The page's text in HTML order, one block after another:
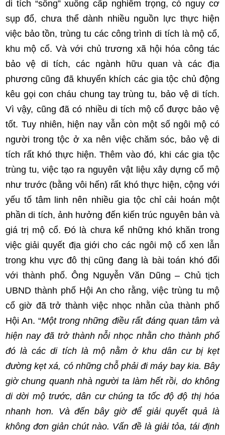
di tích “sống” xuống cấp nghiêm trọng, có nguy cơ
sụp đổ, chưa thể dành nhiều nguồn lực thực hiện
việc bảo tồn, trùng tu các công trình di tích là mộ cổ,
khu mộ cổ. Và với chủ trương xã hội hóa công tác
bảo vệ di tích, các ngành hữu quan và các địa
phương cũng đã khuyến khích các gia tộc chủ động
kêu gọi con cháu chung tay trùng tu, bảo vệ di tích.
Vì vậy, cũng đã có nhiều di tích mộ cổ được bảo vệ
tốt. Tuy nhiên, hiện nay vẫn còn một số ngôi mộ có
người trong tộc ở xa nên việc chăm sóc, bảo vệ di
tích rất khó thực hiện. Thêm vào đó, khi các gia tộc
trùng tu, việc tạo ra nguyên vật liệu xây dựng cổ mộ
như trước (bằng vôi hến) rất khó thực hiện, cộng với
yếu tố tâm linh nên nhiều gia tộc chỉ cải hoán một
phần di tích, ảnh hưởng đến kiến trúc nguyên bản và
giá trị mộ cổ. Đó là chưa kể những khó khăn trong
việc giải quyết địa giới cho các ngôi mộ cổ xen lẫn
trong khu vực đô thị cũng đang là bài toán khó đối
với thành phố. Ông Nguyễn Văn Dũng – Chủ tịch
UBND thành phố Hội An cho rằng, việc trùng tu mộ
cổ giờ đã trở thành việc nhọc nhằn của thành phố
Hội An. “Một trong những điều rất đáng quan tâm và
hiện nay đã trở thành nỗi nhọc nhằn cho thành phố
đó là các di tích là mộ nằm ở khu dân cư bị kẹt
đường kẹt xá, có những chỗ phải đi máy bay kia. Bây
giờ chung quanh nhà người ta làm hết rồi, do không
di dời mộ trước, dân cư chúng ta tốc độ độ thị hóa
nhanh hơn. Và đến bây giờ để giải quyết quả là
không đơn giản chút nào. Vấn đề là giải tỏa, tái định